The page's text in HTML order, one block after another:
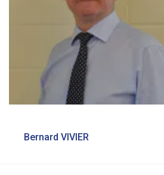
Bericht
Bernard VIVIER